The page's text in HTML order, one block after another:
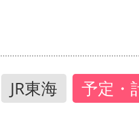
JR東海 予定・